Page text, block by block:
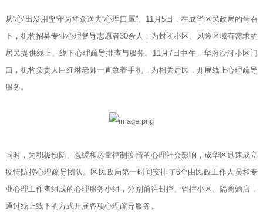
从“心”出发用坚守为群众送去“心理口罩”。11月5日，在成华区民政局的号召
下，机构招募专业心理督导志愿者30余人，为封闭小区、风险区域有需求的
居民提供线上、线下心理疏导排查与服务。11月7日中午，华府沙河小区门
口，机构负责人巨红琳老师一直拿着手机，为相关居民，开展线上心理疏导
服务。
同时，为积极预防、减缓和尽量控制疫情的心理社会影响，成华区迅速成立
疫情防控心理疏导团队。区民政局第一时间安排了6个由民政工作人员和专
业心理工作者组成的心理服务小组，分别前往封控、管控小区、隔离酒店，
通过线上线下的方式开展各项心理疏导服务。